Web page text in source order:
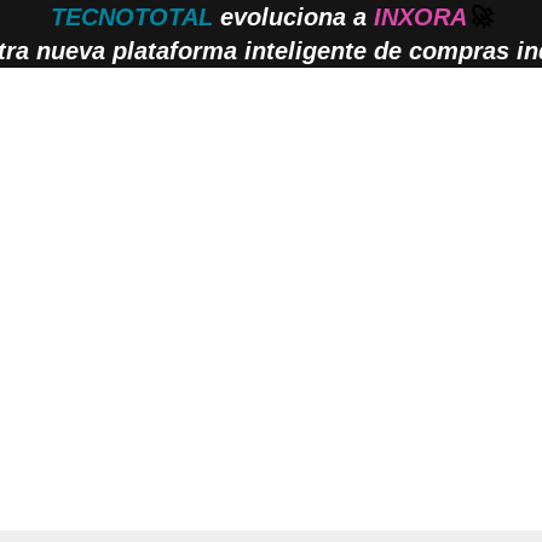
TECNOTOTAL evoluciona a INXORA
nueva plataforma inteligente de compras